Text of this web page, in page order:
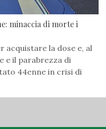
minaccia di morte i
acquistare la dose e, al
e il parabrezza di
44enne in crisi di